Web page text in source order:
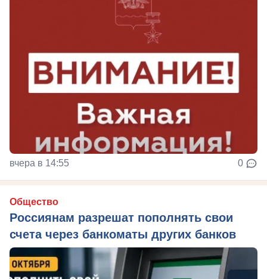
вчера в 14:55 0
Общество
Россиянам разрешат пополнять свои
счета через банкоматы других банков